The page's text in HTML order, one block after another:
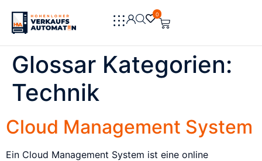
0
0
Glossar Kategorien:
Technik
Cloud Management System
Ein Cloud Management System ist eine online